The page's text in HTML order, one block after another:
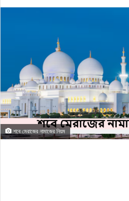
শবে মেরাজের নামাজের নিয়ম